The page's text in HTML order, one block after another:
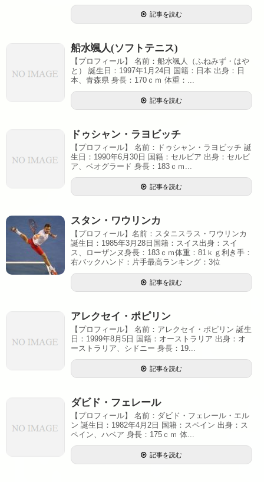
記事を読む
船水颯人(ソフトテニス)
【プロフィール】 名前：船水颯人（ふねみず・はや
と） 誕生日：1997年1月24日 国籍：日本 出身：日
本、青森県 身長：170ｃｍ 体重：...
記事を読む
ドゥシャン・ラヨビッチ
【プロフィール】 名前：ドゥシャン・ラヨビッチ 誕
生日：1990年6月30日 国籍：セルビア 出身：セルビ
ア、ベオグラード 身長：183ｃｍ...
記事を読む
スタン・ワウリンカ
【プロフィール】名前：スタニスラス・ワウリンカ
誕生日：1985年3月28日国籍：スイス出身：スイ
ス、ローザンヌ身長：183ｃｍ体重：81ｋｇ利き手：
右バックハンド：片手最高ランキング：3位
記事を読む
アレクセイ・ポピリン
【プロフィール】 名前：アレクセイ・ポピリン 誕生
日：1999年8月5日 国籍：オーストラリア 出身：オ
ーストラリア、シドニー 身長：19...
記事を読む
ダビド・フェレール
【プロフィール】 名前：ダビド・フェレール・エル
ン 誕生日：1982年4月2日 国籍：スペイン 出身：ス
ペイン、ハベア 身長：175ｃｍ 体...
記事を読む